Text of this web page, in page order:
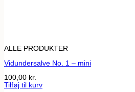
ALLE PRODUKTER
Vidundersalve No. 1 – mini
100,00 kr.
Tilføj til kurv